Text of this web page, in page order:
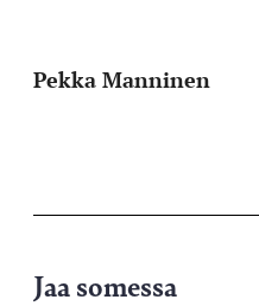
Pekka Manninen
Jaa somessa